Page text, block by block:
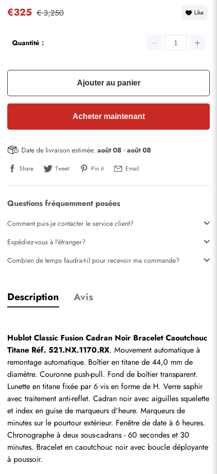
€325 € 3,250 Like
Quantité：
Ajouter au panier
Acheter maintenant
Date de livraison estimée: août 08 - août 08
Share Tweet Pin it Email
Questions fréquemment posées
Comment puis-je contacter le service client?
Expédiez-vous à l'étranger?
Combien de temps faudra-t-il pour recevoir ma commande?
Description Avis
Hublot Classic Fusion Cadran Noir Bracelet Caoutchouc
Titane Réf. 521.NX.1170.RX. Mouvement automatique à
remontage automatique. Boîtier en titane de 44,0 mm de
diamètre. Couronne push-pull. Fond de boîtier transparent.
Lunette en titane fixée par 6 vis en forme de H. Verre saphir
avec traitement anti-reflet. Cadran noir avec aiguilles squelette
et index en guise de marqueurs d'heure. Marqueurs de
minutes sur le pourtour extérieur. Fenêtre de date à 6 heures.
Chronographe à deux sous-cadrans - 60 secondes et 30
minutes. Bracelet en caoutchouc noir avec boucle déployante
à poussoir.